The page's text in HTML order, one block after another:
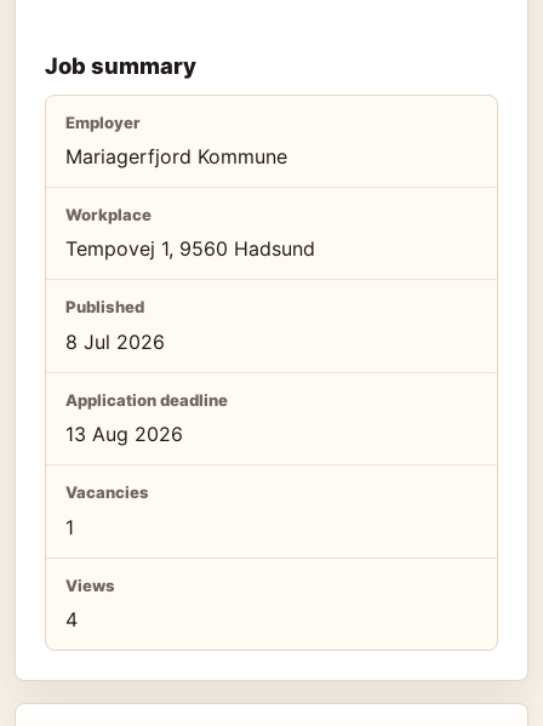
Job summary
Employer
Mariagerfjord Kommune
Workplace
Tempovej 1, 9560 Hadsund
Published
8 Jul 2026
Application deadline
13 Aug 2026
Vacancies
1
Views
4